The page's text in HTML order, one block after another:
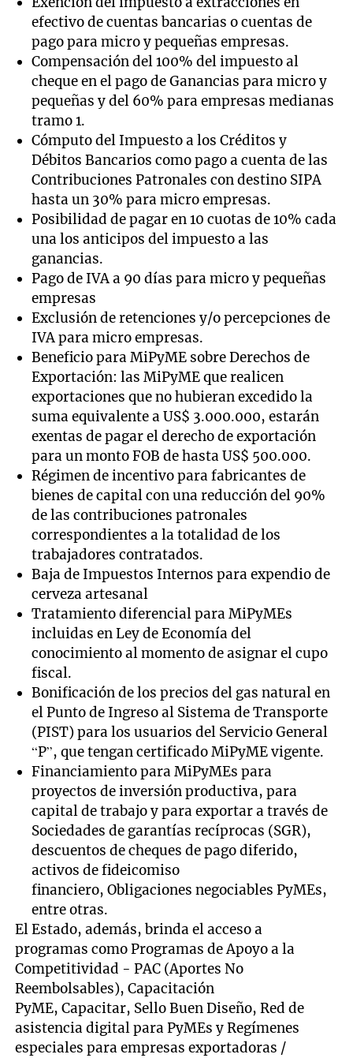
efectivo de cuentas bancarias o cuentas de
pago para micro y pequeñas empresas.
Compensación del 100% del impuesto al
cheque en el pago de Ganancias para micro y
pequeñas y del 60% para empresas medianas
tramo 1.
Cómputo del Impuesto a los Créditos y
Débitos Bancarios como pago a cuenta de las
Contribuciones Patronales con destino SIPA
hasta un 30% para micro empresas.
Posibilidad de pagar en 10 cuotas de 10% cada
una los anticipos del impuesto a las
ganancias.
Pago de IVA a 90 días para micro y pequeñas
empresas
Exclusión de retenciones y/o percepciones de
IVA para micro empresas.
Beneficio para MiPyME sobre Derechos de
Exportación: las MiPyME que realicen
exportaciones que no hubieran excedido la
suma equivalente a US$ 3.000.000, estarán
exentas de pagar el derecho de exportación
para un monto FOB de hasta US$ 500.000.
Régimen de incentivo para fabricantes de
bienes de capital con una reducción del 90%
de las contribuciones patronales
correspondientes a la totalidad de los
trabajadores contratados.
Baja de Impuestos Internos para expendio de
cerveza artesanal
Tratamiento diferencial para MiPyMEs
incluidas en Ley de Economía del
conocimiento al momento de asignar el cupo
fiscal.
Bonificación de los precios del gas natural en
el Punto de Ingreso al Sistema de Transporte
(PIST) para los usuarios del Servicio General
“P”, que tengan certificado MiPyME vigente.
Financiamiento para MiPyMEs para
proyectos de inversión productiva, para
capital de trabajo y para exportar a través de
Sociedades de garantías recíprocas (SGR),
descuentos de cheques de pago diferido,
activos de fideicomiso
financiero, Obligaciones negociables PyMEs,
entre otras.
El Estado, además, brinda el acceso a
programas como Programas de Apoyo a la
Competitividad - PAC (Aportes No
Reembolsables), Capacitación
PyME, Capacitar, Sello Buen Diseño, Red de
asistencia digital para PyMEs y Regímenes
especiales para empresas exportadoras /